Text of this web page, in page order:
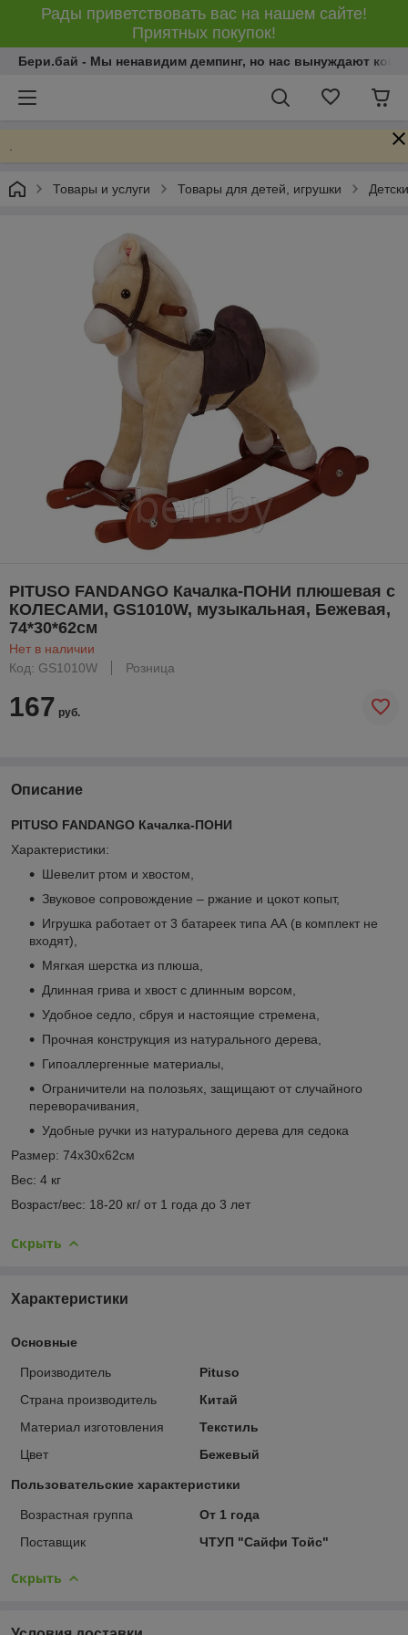
Рады приветствовать вас на нашем сайте!
Приятных покупок!
Бери.бай - Мы ненавидим демпинг, но нас вынуждают
Товары и услуги Товары для детей, игрушки
PITUSO FANDANGO Качалка-ПОНИ плюшевая с
КОЛЕСАМИ, GS1010W, музыкальная, Бежевая,
74*30*62см
Нет в наличии
Код: GS1010W
Розница
167 руб.
Описание
PITUSO FANDANGO Качалка-ПОНИ
Характеристики:
Шевелит ртом и хвостом,
Звуковое сопровождение – ржание и цокот копыт,
Игрушка работает от 3 батареек типа АА (в комплект не
входят),
Мягкая шерстка из плюша,
Длинная грива и хвост с длинным ворсом,
Удобное седло, сбруя и настоящие стремена,
Прочная конструкция из натурального дерева,
Гипоаллергенные материалы,
Ограничители на полозьях, защищают от случайного
переворачивания,
Удобные ручки из натурального дерева для седока
Размер: 74х30х62см
Вес: 4 кг
Возраст/вес: 18-20 кг/ от 1 года до 3 лет
Скрыть
Характеристики
Основные
Производитель
Pituso
Страна производитель
Китай
Материал изготовления
Текстиль
Цвет
Бежевый
Пользовательские характеристики
Возрастная группа
От 1 года
Поставщик
ЧТУП "Сайфи Тойс"
Скрыть